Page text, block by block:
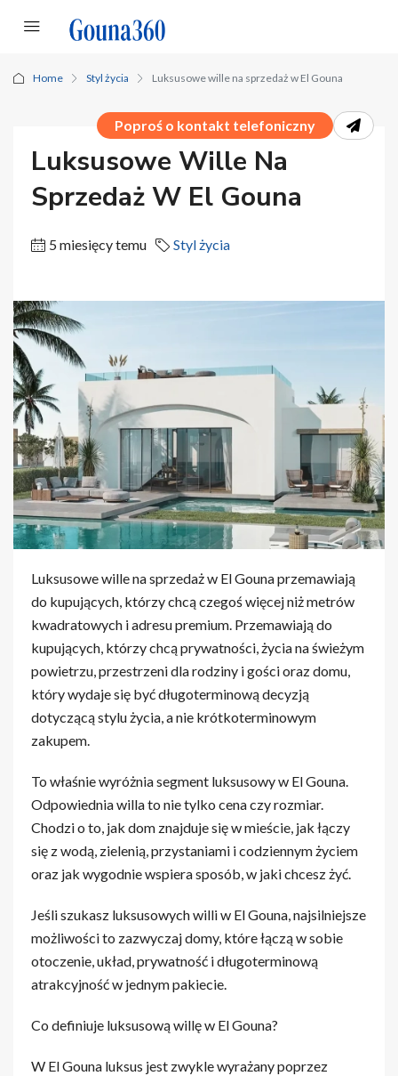
Home Styl życia Luksusowe wille na sprzedaż w El Gouna
Poproś o kontakt telefoniczny
Luksusowe Wille Na
Sprzedaż W El Gouna
5 miesięcy temu Styl życia
Luksusowe wille na sprzedaż w El Gouna przemawiają
do kupujących, którzy chcą czegoś więcej niż metrów
kwadratowych i adresu premium. Przemawiają do
kupujących, którzy chcą prywatności, życia na świeżym
powietrzu, przestrzeni dla rodziny i gości oraz domu,
który wydaje się być długoterminową decyzją
dotyczącą stylu życia, a nie krótkoterminowym
zakupem.
To właśnie wyróżnia segment luksusowy w El Gouna.
Odpowiednia willa to nie tylko cena czy rozmiar.
Chodzi o to, jak dom znajduje się w mieście, jak łączy
się z wodą, zielenią, przystaniami i codziennym życiem
oraz jak wygodnie wspiera sposób, w jaki chcesz żyć.
Jeśli szukasz luksusowych willi w El Gouna, najsilniejsze
możliwości to zazwyczaj domy, które łączą w sobie
otoczenie, układ, prywatność i długoterminową
atrakcyjność w jednym pakiecie.
Co definiuje luksusową willę w El Gouna?
W El Gouna luksus jest zwykle wyrażany poprzez